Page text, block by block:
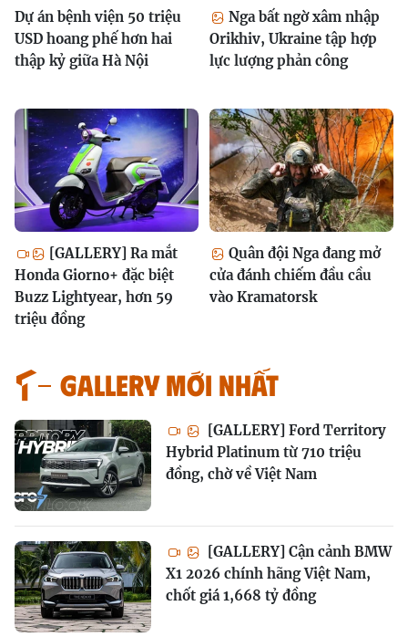
Dự án bệnh viện 50 triệu
USD hoang phế hơn hai
thập kỷ giữa Hà Nội
Nga bất ngờ xâm nhập
Orikhiv, Ukraine tập hợp
lực lượng phản công
[GALLERY] Ra mắt
Honda Giorno+ đặc biệt
Buzz Lightyear, hơn 59
triệu đồng
Quân đội Nga đang mở
cửa đánh chiếm đầu cầu
vào Kramatorsk
GALLERY MỚI NHẤT
[GALLERY] Ford Territory
Hybrid Platinum từ 710 triệu
đồng, chờ về Việt Nam
[GALLERY] Cận cảnh BMW
X1 2026 chính hãng Việt Nam,
chốt giá 1,668 tỷ đồng